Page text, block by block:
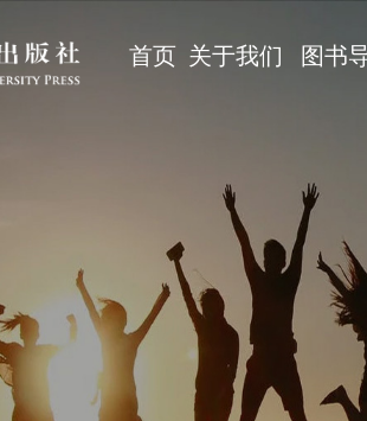
首页 关于我们 图书